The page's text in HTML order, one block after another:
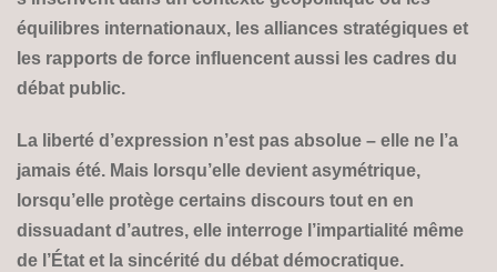
équilibres internationaux, les alliances stratégiques et
les rapports de force influencent aussi les cadres du
débat public.
La liberté d’expression n’est pas absolue – elle ne l’a
jamais été. Mais lorsqu’elle devient asymétrique,
lorsqu’elle protège certains discours tout en en
dissuadant d’autres, elle interroge l’impartialité même
de l’État et la sincérité du débat démocratique.